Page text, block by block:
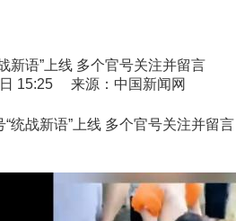
新语”上线 多个官号关注并留言
15:25 来源：中国新闻网
战新语”上线 多个官号关注并留言